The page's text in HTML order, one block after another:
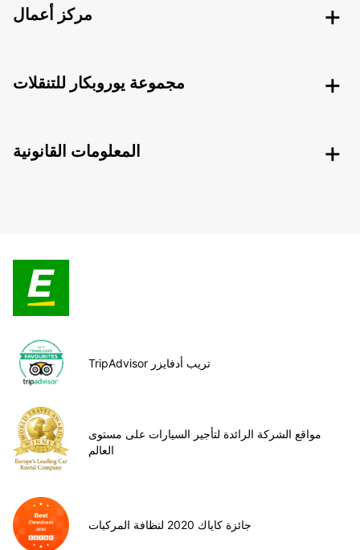
مركز أعمال
مجموعة يوروبكار للتنقلات
المعلومات القانونية
TripAdvisor تريب أدفايزر
مواقع الشركة الرائدة لتأجير السيارات على مستوى
العالم
جائزة كاياك 2020 لنظافة المركبات